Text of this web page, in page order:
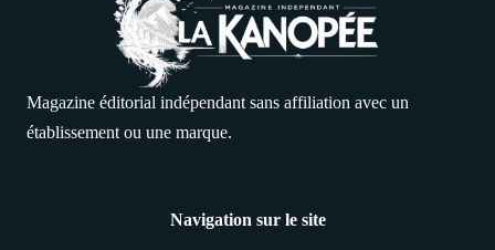
Magazine éditorial indépendant sans affiliation avec un
établissement ou une marque.
Navigation sur le site